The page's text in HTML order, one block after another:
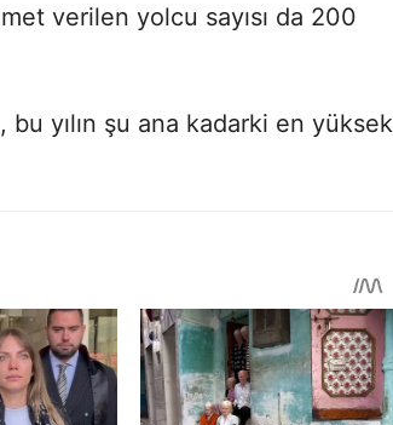
verilen yolcu sayısı da 200
yılın şu ana kadarki en yüksek